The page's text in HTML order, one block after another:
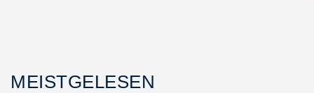
MEISTGELESEN